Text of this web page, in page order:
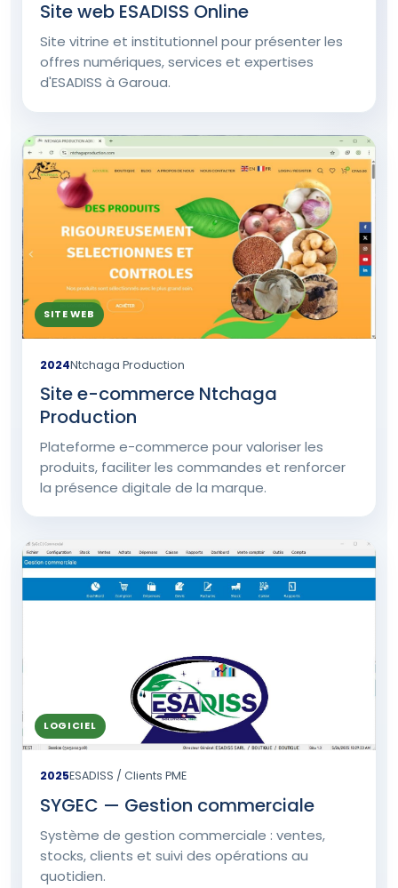
Site web ESADISS Online
Site vitrine et institutionnel pour présenter les
offres numériques, services et expertises
d'ESADISS à Garoua.
SITE WEB
2024Ntchaga Production
Site e-commerce Ntchaga
Production
Plateforme e-commerce pour valoriser les
produits, faciliter les commandes et renforcer
la présence digitale de la marque.
LOGICIEL
2025ESADISS / Clients PME
SYGEC — Gestion commerciale
Système de gestion commerciale : ventes,
stocks, clients et suivi des opérations au
quotidien.